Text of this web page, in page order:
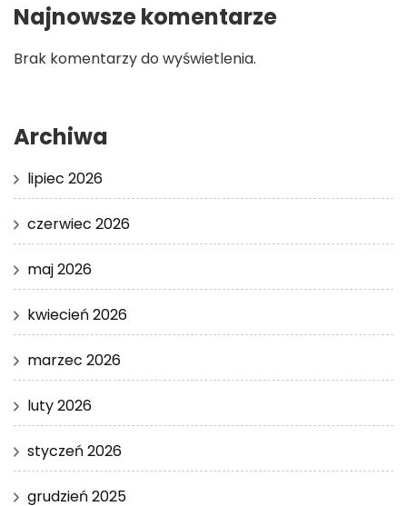
Najnowsze komentarze
Brak komentarzy do wyświetlenia.
Archiwa
lipiec 2026
czerwiec 2026
maj 2026
kwiecień 2026
marzec 2026
luty 2026
styczeń 2026
grudzień 2025